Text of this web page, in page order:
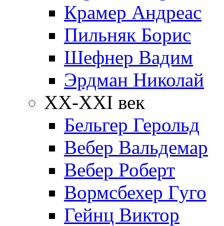
Крамер Андреас
Пильняк Борис
Шефнер Вадим
Эрдман Николай
ХХ-XXI век
Бельгер Герольд
Вебер Вальдемар
Вебер Роберт
Вормсбехер Гуго
Гейнц Виктор